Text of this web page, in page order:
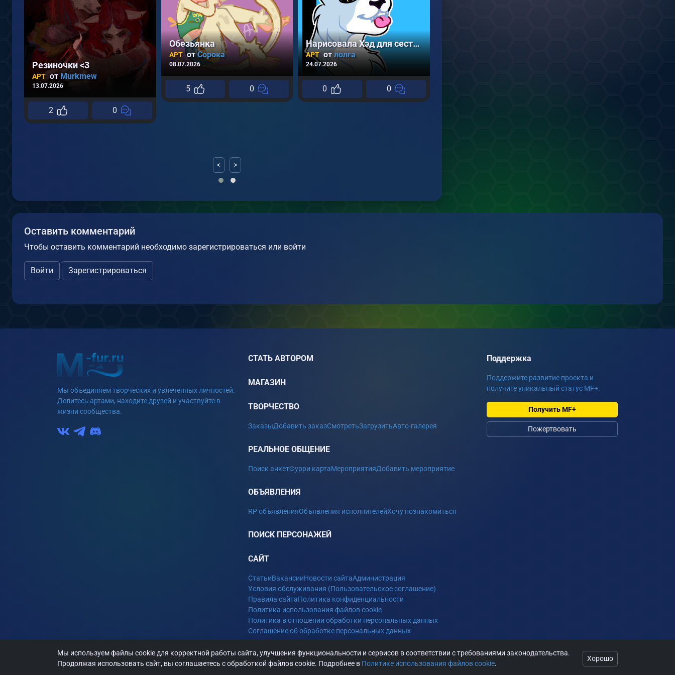
Резиночки <3
АРТ от Murkmew
13.07.2026
2 0
Обезьянка
АРТ отСорока
08.07.2026
5 0
Нарисовала Хэд для сестры
АРТ отлолга
24.07.2026
0 0
< >
Оставить комментарий
Чтобы оставить комментарий необходимо зарегистрироваться или войти
Войти Зарегистрироваться
Мы объединяем творческих и увлеченных личностей.
Делитесь артами, находите друзей и участвуйте в
жизни сообщества.
СТАТЬ АВТОРОМ
МАГАЗИН
ТВОРЧЕСТВО
ЗаказыДобавить заказСмотретьЗагрузитьАвто-галерея
РЕАЛЬНОЕ ОБЩЕНИЕ
Поиск анкетФурри картаМероприятияДобавить мероприятие
ОБЪЯВЛЕНИЯ
RP объявленияОбъявления исполнителейХочу познакомиться
ПОИСК ПЕРСОНАЖЕЙ
САЙТ
СтатьиВакансииНовости сайтаАдминистрация
Условия обслуживания (Пользовательское соглашение)
Правила сайтаПолитика конфиденциальности
Политика использования файлов cookie
Политика в отношении обработки персональных данных
Соглашение об обработке персональных данных
Поддержка
Поддержите развитие проекта и
получите уникальный статус MF+.
Получить MF+
Пожертвовать
©2026 m-fur.ru, Сайт для фурри России, По всем вопросам: admin@m-fur.ru
Мы используем файлы cookie для корректной работы сайта, улучшения функциональности и сервисов в соответствии с требованиями законодательства.
Продолжая использовать сайт, вы соглашаетесь с обработкой файлов cookie. Подробнее в Политике использования файлов cookie.
Хорошо